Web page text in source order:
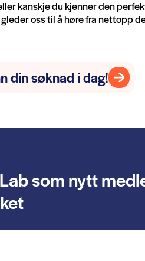
kanskje du kjenner den
oss til å høre fra nettopp
din søknad i dag!
som nytt